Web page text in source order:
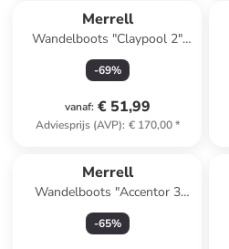
Merrell
Wandelboots "Claypool 2"
grijs
-69%
vanaf: € 51,99
Adviesprijs (AVP): € 170,00*
Merrell
Wandelboots "Accentor 3
GTX" grijs
-65%